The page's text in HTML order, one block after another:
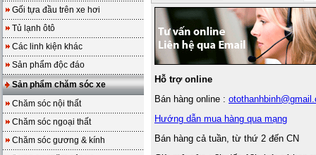
Gối tựa đầu trên xe hơi
Tủ lạnh ôtô
Các linh kiện khác
Sản phẩm độc đáo
Sản phẩm chăm sóc xe
Chăm sóc nội thất
Chăm sóc ngoại thất
Chăm sóc gương & kính
Hỗ trợ online
Bán hàng online :
Hướng dẫn mua hàng qua mạng
Bán hàng cả tuần, từ thứ 2 đến CN